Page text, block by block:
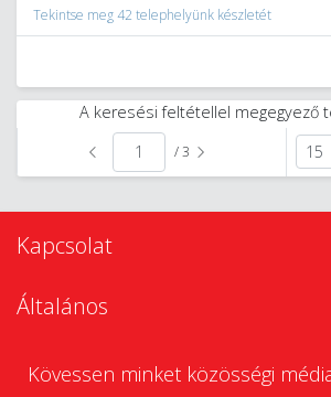
Tekintse meg 42 telephelyünk készletét
A keresési feltétellel megegyező
/ 3
Kapcsolat
Általános
Kövessen minket közösségi